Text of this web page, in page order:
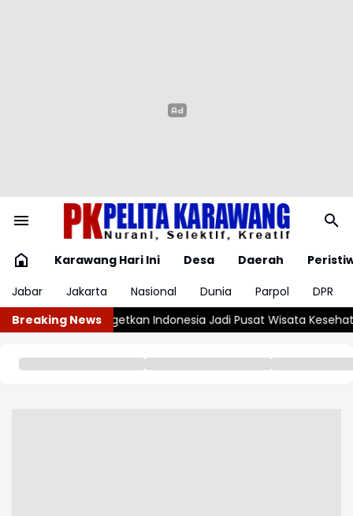
Karawang Hari Ini Desa Daerah
Jabar
Jakarta Nasional Dunia Parpol
DPR
Breaking News
Pusat Wisata Kesehatan Halal Polda Metro Jaya Kerahkan